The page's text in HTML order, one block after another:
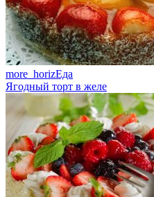
more_horizЕда
Ягодный торт в желе